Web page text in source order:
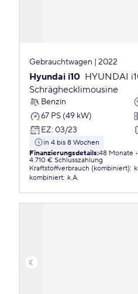
Gebrauchtwagen | 2022
Hyundai i10 HYUNDAI
Schräghecklimousine
Benzin
67 PS (49 kW)
EZ: 03/23
in 4 bis 8 Wochen
Finanzierungsdetails:48 Monate
4.710 € Schlusszahlung
Kraftstoffverbrauch (kombiniert):
kombiniert: k.A.